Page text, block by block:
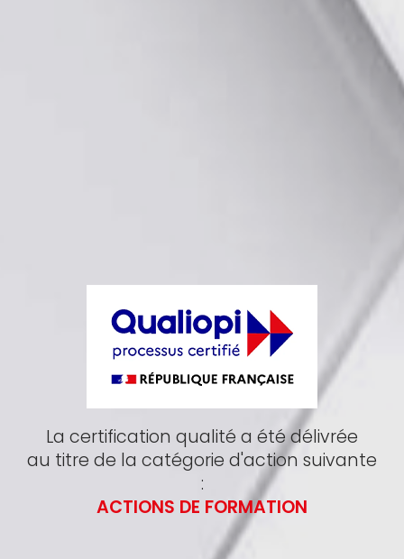
La certification qualité a été délivrée
au titre de la catégorie d'action suivante
:
ACTIONS DE FORMATION